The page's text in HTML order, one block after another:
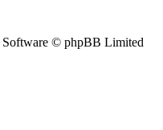
© phpBB Limited